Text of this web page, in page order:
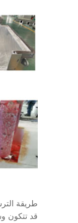
طريقة
قد تتكون